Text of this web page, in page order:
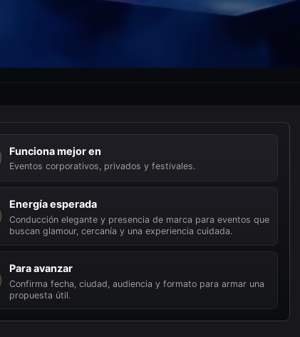
Funciona mejor en
Eventos corporativos, privados y festivales.
Energía esperada
Conducción elegante y presencia de marca para eventos que
buscan glamour, cercanía y una experiencia cuidada.
Para avanzar
Confirma fecha, ciudad, audiencia y formato para armar una
propuesta útil.